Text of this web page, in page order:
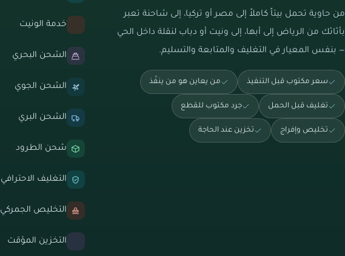
من حاوية تحمل بيتاً كاملاً إلى مصر أو تركيا، إلى شاحنة تعبر
بأثاثك من الرياض إلى أبها، إلى ونيت أو دباب لنقلة داخل الحي
— بنفس المعيار في التغليف والمتابعة والتسليم.
سعر مكتوب قبل التنفيذ من يعاين هو من ينفّذ
تغليف قبل الحمل جرد مكتوب للقطع
تخليص وإفراج تخزين عند الحاجة
خدمة الونيت
الشحن البحري
الشحن الجوي
الشحن البري
شحن الطرود
التغليف الاحترافي
التخليص الجمركي
التخزين المؤقت